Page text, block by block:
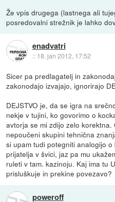
Že vpis drugega (lastnega ali
posredovalni strežnik je lahko
enadvatri
:: 18. jan 2012, 17:52
Sicer pa predlagatelj in
zakonodajo izvajajo, ignorirajo
DEJSTVO je, da se igra na
nekje v tujini, ko govorimo o
avtorja se mi zdijo zelo
nepoučeni skupini tehnična
si upam tudi potegniti analogijo
prijatelja v švici, jaz pa mu
ruleti v tam. kazinoju. Kaj ima tu
prisluškuje in prekine povezavo?
poweroff